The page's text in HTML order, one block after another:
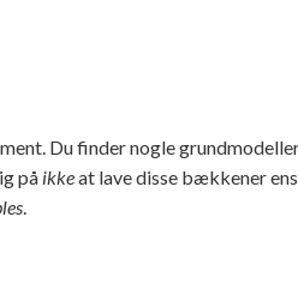
Du finder nogle
på ikkeat lave disse bækkener
.